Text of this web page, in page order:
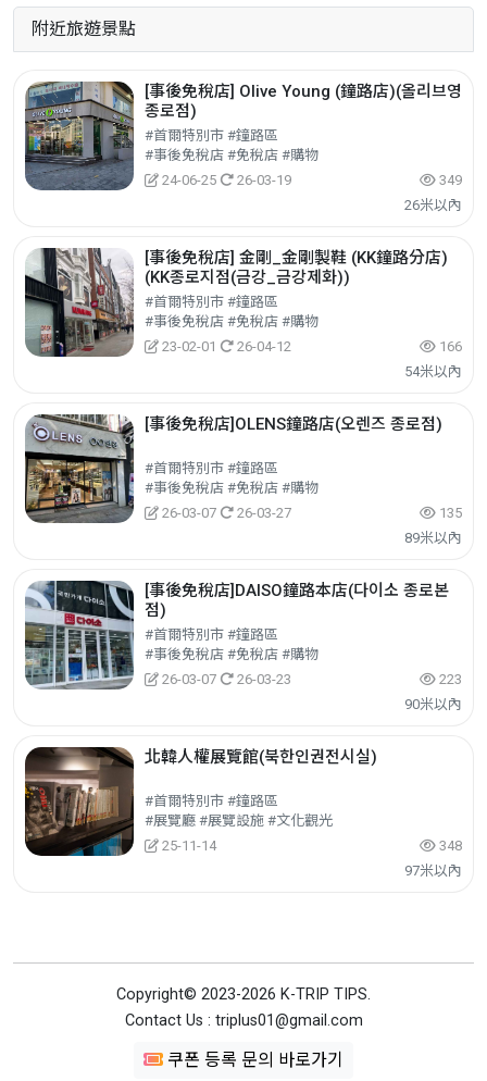
附近旅遊景點
[事後免稅店] Olive Young (鐘路店)(올리브영
종로점)
#首爾特別市 #鐘路區
#事後免稅店 #免稅店 #購物
24-06-25
26-03-19
349
26米以內
[事後免稅店] 金剛_金剛製鞋 (KK鐘路分店)
(KK종로지점(금강_금강제화))
#首爾特別市 #鐘路區
#事後免稅店 #免稅店 #購物
23-02-01
26-04-12
166
54米以內
[事後免稅店]OLENS鐘路店(오렌즈 종로점)
#首爾特別市 #鐘路區
#事後免稅店 #免稅店 #購物
26-03-07
26-03-27
135
89米以內
[事後免稅店]DAISO鐘路本店(다이소 종로본
점)
#首爾特別市 #鐘路區
#事後免稅店 #免稅店 #購物
26-03-07
26-03-23
223
90米以內
北韓人權展覽館(북한인권전시실)
#首爾特別市 #鐘路區
#展覽廳 #展覽設施 #文化觀光
25-11-14
348
97米以內
Copyright© 2023-2026 K-TRIP TIPS.
Contact Us : triplus01@gmail.com
쿠폰 등록 문의 바로가기